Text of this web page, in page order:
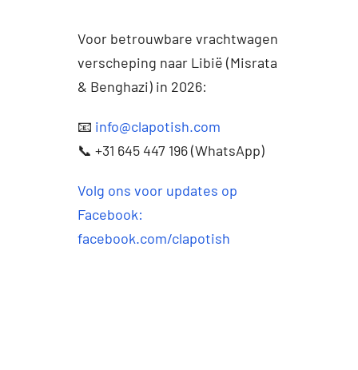
Voor betrouwbare vrachtwagen
verscheping naar Libië (Misrata
& Benghazi) in 2026:
📧 info@clapotish.com
📞 +31 645 447 196 (WhatsApp)
Volg ons voor updates op
Facebook:
facebook.com/clapotish